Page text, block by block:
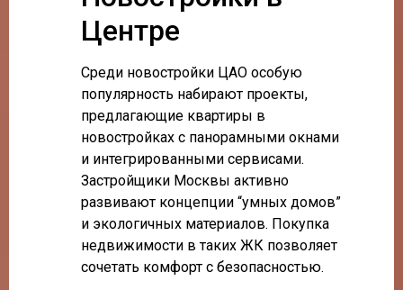
Центре
Среди новостройки ЦАО особую
популярность набирают проекты,
предлагающие квартиры в
новостройках с панорамными окнами
и интегрированными сервисами.
Застройщики Москвы активно
развивают концепции “умных домов”
и экологичных материалов. Покупка
недвижимости в таких ЖК позволяет
сочетать комфорт с безопасностью.